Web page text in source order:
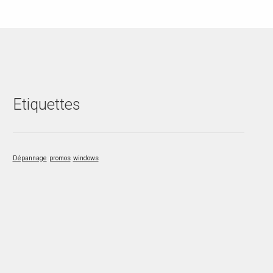
Etiquettes
Dépannage promos windows